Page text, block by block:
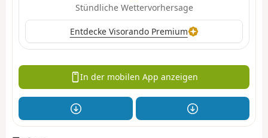
Stündliche Wettervorhersage
Entdecke Visorando Premium
In der mobilen App anzeigen